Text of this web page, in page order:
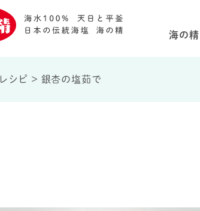
海の精
レシピ > 銀杏の塩茹で